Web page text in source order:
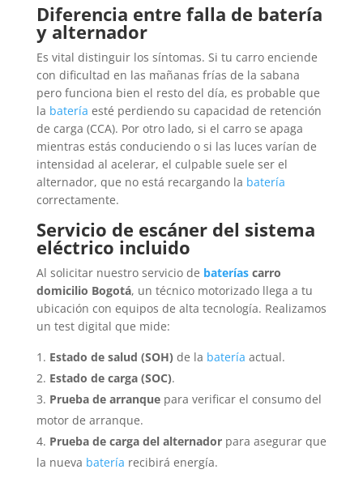
Diferencia entre falla de batería
y alternador
Es vital distinguir los síntomas. Si tu carro enciende
con dificultad en las mañanas frías de la sabana
pero funciona bien el resto del día, es probable que
la batería esté perdiendo su capacidad de retención
de carga (CCA). Por otro lado, si el carro se apaga
mientras estás conduciendo o si las luces varían de
intensidad al acelerar, el culpable suele ser el
alternador, que no está recargando la batería
correctamente.
Servicio de escáner del sistema
eléctrico incluido
Al solicitar nuestro servicio de bateríascarro
domicilio Bogotá, un técnico motorizado llega a tu
ubicación con equipos de alta tecnología. Realizamos
un test digital que mide:
Estado de salud (SOH) de la batería actual.
Estado de carga (SOC).
Prueba de arranquepara verificar el consumo del
motor de arranque.
Prueba de carga del alternadorpara asegurar que
la nueva batería recibirá energía.